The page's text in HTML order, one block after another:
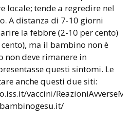
locale; tende a regredire nel
A distanza di 7-10 giorni
la febbre (2-10 per cento)
cento), ma il bambino non è
non deve rimanere in
questi sintomi. Le
anche questi due siti:
vaccini/